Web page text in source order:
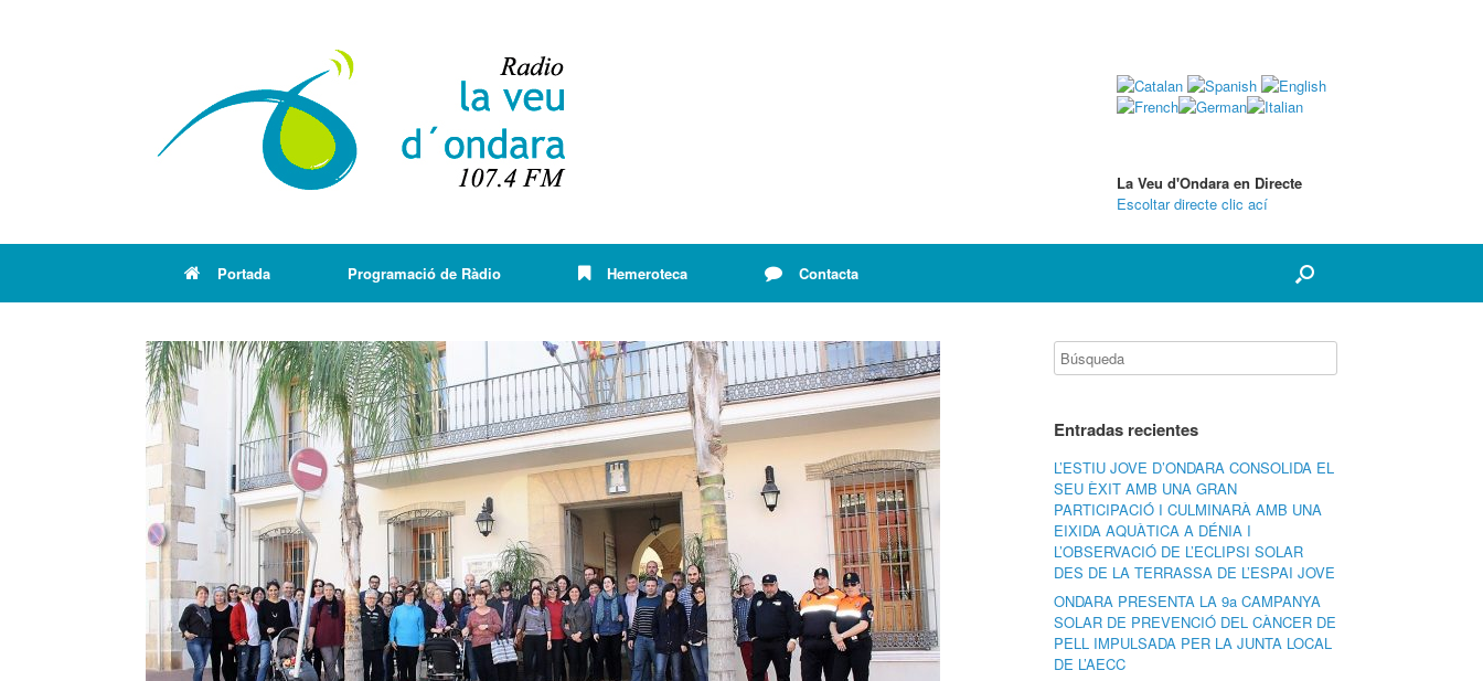
La Veu d'Ondara en Directe
Escoltar directe clic ací
Portada Programació de Ràdio Hemeroteca Contacta
Entradas recientes
L’ESTIU JOVE D’ONDARA CONSOLIDA EL
SEU ÈXIT AMB UNA GRAN
PARTICIPACIÓ I CULMINARÀ AMB UNA
EIXIDA AQUÀTICA A DÉNIA I
L’OBSERVACIÓ DE L’ECLIPSI SOLAR
DES DE LA TERRASSA DE L’ESPAI JOVE
ONDARA PRESENTA LA 9a CAMPANYA
SOLAR DE PREVENCIÓ DEL CÀNCER DE
PELL IMPULSADA PER LA JUNTA LOCAL
DE L’AECC